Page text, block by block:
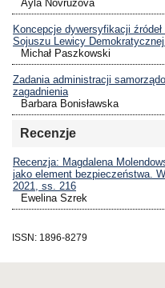
Ayla Novruzova
Koncepcje dywersyfikacji
Sojuszu Lewicy
Michał Paszkowski
Zadania administracji
zagadnienia
Barbara Bonisławska
Recenzje
Recenzja: Magdalena
jako element bezpieczeństwa.
2021, ss. 216
Ewelina Szrek
ISSN: 1896-8279